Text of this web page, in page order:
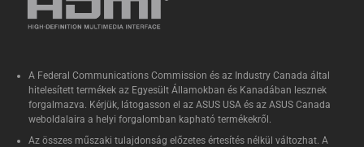
A Federal Communications Commission és az Industry Canada által
hitelesített termékek az Egyesült Államokban és Kanadában lesznek
forgalmazva. Kérjük, látogasson el az ASUS USA és az ASUS Canada
weboldalaira a helyi forgalomban kapható termékekről.
Az összes műszaki tulajdonság előzetes értesítés nélkül változhat. A